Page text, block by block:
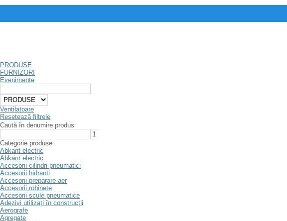
PRODUSE
FURNIZORI
Evenimente
Ventilatoare
Resetează filtrele
Caută în denumire produs
Categorie produse
Abkant electric
Abkant electric
Accesorii cilindri pneumatici
Accesorii hidranti
Accesorii preparare aer
Accesorii robinete
Accesorii scule pneumatice
Adezivi utilizați în construcții
Aerografe
Agregate